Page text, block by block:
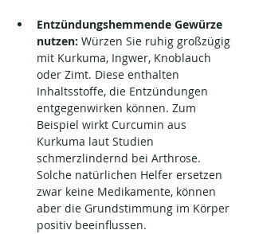
Entzündungshemmende Gewürze
nutzen: Würzen Sie ruhig großzügig
mit Kurkuma, Ingwer, Knoblauch
oder Zimt. Diese enthalten
Inhaltsstoffe, die Entzündungen
entgegenwirken können. Zum
Beispiel wirkt Curcumin aus
Kurkuma laut Studien
schmerzlindernd bei Arthrose.
Solche natürlichen Helfer ersetzen
zwar keine Medikamente, können
aber die Grundstimmung im Körper
positiv beeinflussen.